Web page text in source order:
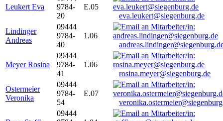
Leukert Eva
9784-
20
E.05
eva.leukert@siegenburg.de
Lindinger
Andreas
09444
9784-
40
1.06
Meyer Rosina
09444
9784-
41
1.06
rosina.meyer@siegenburg.de
Ostermeier
Veronika
09444
9784-
54
E.07
09444